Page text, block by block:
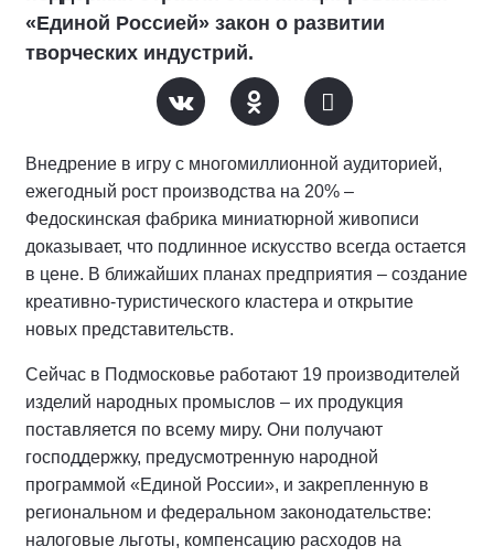
«Единой Россией» закон о развитии
творческих индустрий.
Внедрение в игру с многомиллионной аудиторией,
ежегодный рост производства на 20% –
Федоскинская фабрика миниатюрной живописи
доказывает, что подлинное искусство всегда остается
в цене. В ближайших планах предприятия – создание
креативно-туристического кластера и открытие
новых представительств.
Сейчас в Подмосковье работают 19 производителей
изделий народных промыслов – их продукция
поставляется по всему миру. Они получают
господдержку, предусмотренную народной
программой «Единой России», и закрепленную в
региональном и федеральном законодательстве:
налоговые льготы, компенсацию расходов на